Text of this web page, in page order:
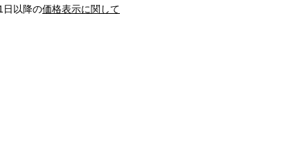
日以降の価格表示に関して